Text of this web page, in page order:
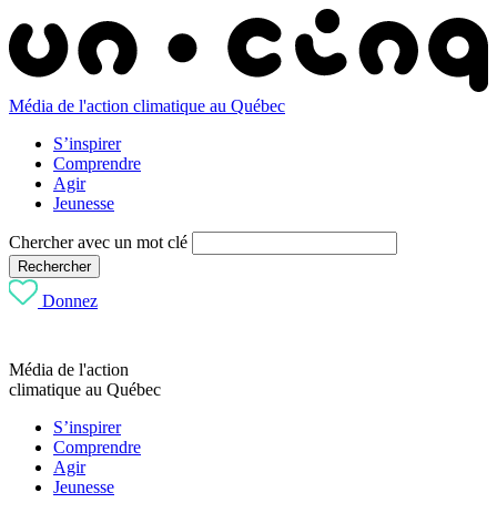
Média de l'action climatique au Québec
S’inspirer
Comprendre
Agir
Jeunesse
Chercher avec un mot clé
Rechercher
Donnez
Média de l'action
climatique au Québec
S’inspirer
Comprendre
Agir
Jeunesse